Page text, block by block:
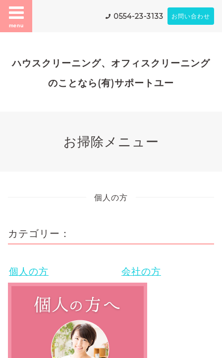
menu
0554-23-3133 お問い合わせ
ハウスクリーニング、オフィスクリーニング
のことなら(有)サポートユー
お掃除メニュー
個人の方
カテゴリー：
個人の方 会社の方